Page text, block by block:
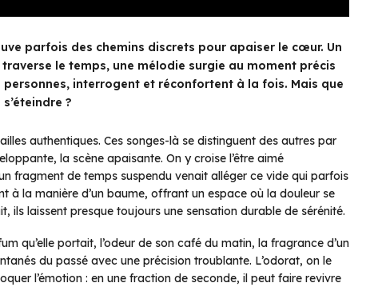
parfois des chemins discrets pour apaiser le cœur. Un
le temps, une mélodie surgie au moment précis
personnes, interrogent et réconfortent à la fois. Mais que
?
authentiques. Ces songes-là se distinguent des autres par
la scène apaisante. On y croise l’être aimé
fragment de temps suspendu venait alléger ce vide qui parfois
à la manière d’un baume, offrant un espace où la douleur se
ils laissent presque toujours une sensation durable de sérénité.
qu’elle portait, l’odeur de son café du matin, la fragrance d’un
du passé avec une précision troublante. L’odorat, on le
l’émotion : en une fraction de seconde, il peut faire revivre